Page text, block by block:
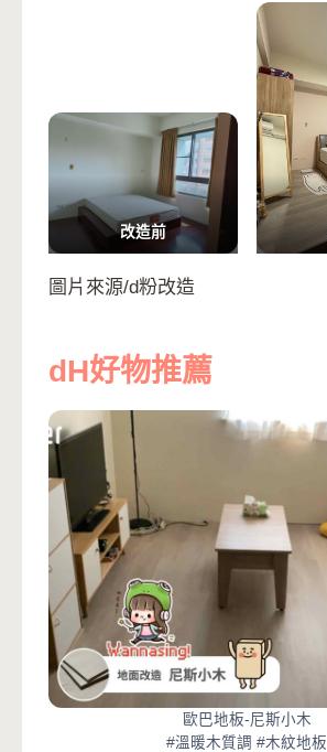
改造前
圖片來源/d粉改造
dH好物推薦
歐巴地板-尼斯小木
#溫暖木質調 #木紋地板